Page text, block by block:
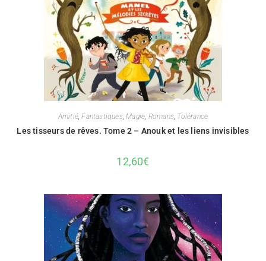
Amitié,Fantastiques,Magie, Romans, Tolérance
Les tisseurs de rêves. Tome 2 – Anouk et les liens invisibles
12,60€